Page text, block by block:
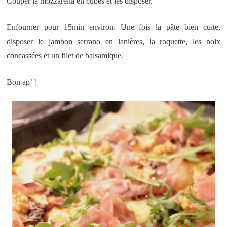
Enfourner pour 15min environ. Une fois la pâte bien cuite,
disposer le jambon serrano en lanières, la roquette, les noix
concassées et un filet de balsamique.
Bon ap’ !